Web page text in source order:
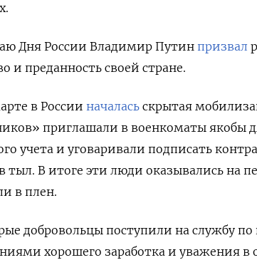
Дня России Владимир Путинпризвал
и преданность своей стране.
в России началась скрытая
приглашали в военкоматы якобы
учета и уговаривали подписать
тыл. В итоге эти люди оказывались на
в плен.
добровольцы поступили на службу по
хорошего заработка и уважения в